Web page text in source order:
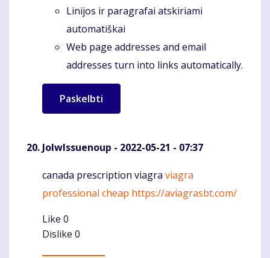
Linijos ir paragrafai atskiriami
automatiškai
Web page addresses and email
addresses turn into links automatically.
JolwIssuenoup - 2022-05-21 - 07:37
Komentaras
canada prescription viagra viagra
professional cheap https://aviagrasbt.com/
Like 0
Dislike 0